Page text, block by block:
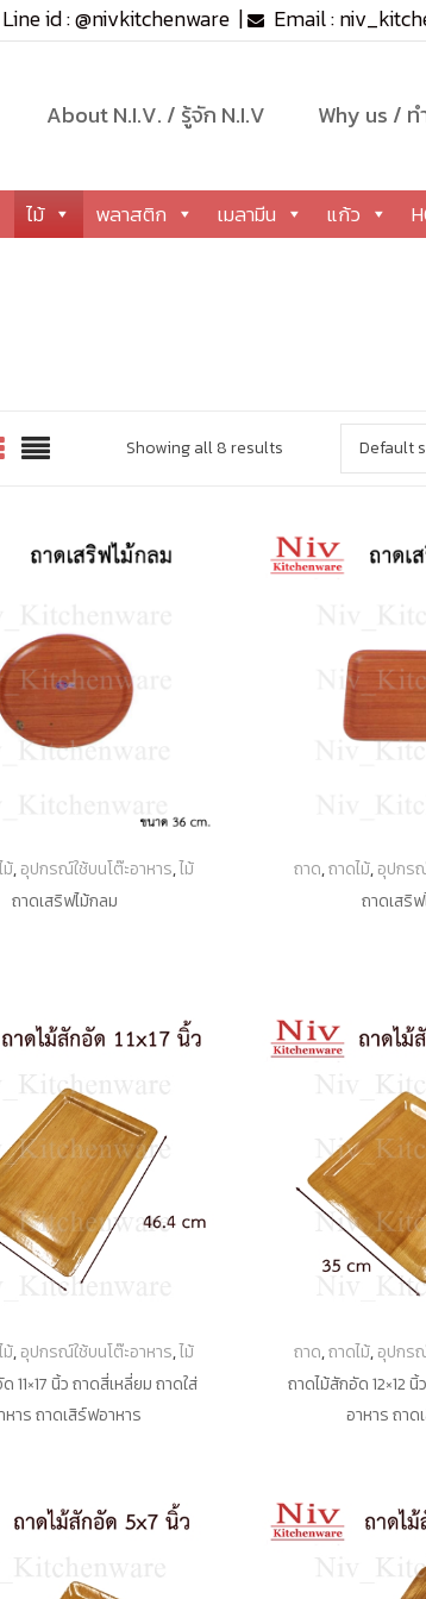
Line id :@nivkitchenware | Email :
About N.I.V. / รู้จัก N.I.V Why us / ท
ไม้ พลาสติก เมลามีน แก้ว
Showing all 8 results Default
ม้,อุปกรณ์ใช้บนโต๊ะอาหาร,ไม้
ถาดเสริฟไม้กลม
ถาด,ถาดไม้,อุปกร
ถาดเสริ
ม้,อุปกรณ์ใช้บนโต๊ะอาหาร,ไม้
11×17 นิ้ว ถาดสี่เหลี่ยม ถาดใส่
หาร ถาดเสิร์ฟอาหาร
ถาด,ถาดไม้,อุปกร
ถาดไม้สักอัด 12×12
อาหาร ถาด